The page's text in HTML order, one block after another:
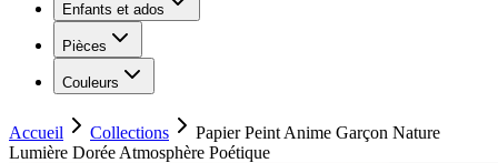
Enfants et ados
Pièces
Couleurs
Accueil Collections
Papier Peint Anime Garçon Nature
Lumière Dorée Atmosphère Poétique